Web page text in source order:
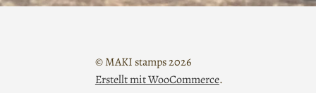
© MAKI stamps 2026
Erstellt mit WooCommerce.